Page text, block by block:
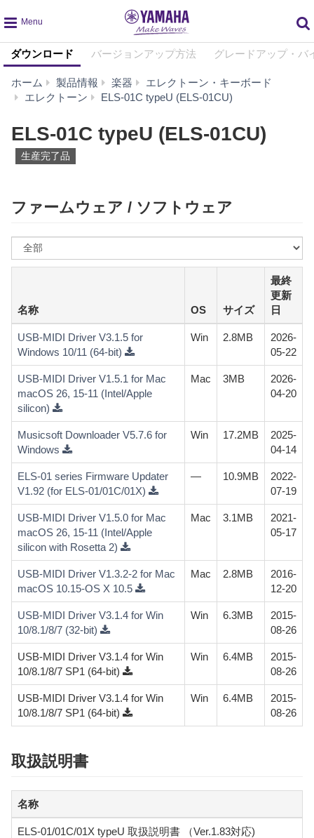
global
navigation
ダウンロード バージョンアップ方法 グレードアップ・バ
ホーム 製品情報 楽器
エレクトーン・キーボード
エレクトーン
ELS-01C typeU (ELS-01CU)
ン
ロ
ELS-01C typeU (ELS-01CU)
生産完了品
ファームウェア / ソフトウェア
を
名称
OS サイズ
最終
更新
日
USB-MIDI Driver V3.1.5 for
Windows 10/11 (64-bit)
Win 2.8MB
2026-
05-22
USB-MIDI Driver V1.5.1 for Mac
macOS 26, 15-11 (Intel/Apple
silicon)
Mac 3MB
2026-
04-20
Musicsoft Downloader V5.7.6 for
Windows
Win 17.2MB
2025-
04-14
ELS-01 series Firmware Updater
V1.92 (for ELS-01/01C/01X)
— 10.9MB
2022-
07-19
USB-MIDI Driver V1.5.0 for Mac
macOS 26, 15-11 (Intel/Apple
silicon with Rosetta 2)
Mac 3.1MB
2021-
05-17
USB-MIDI Driver V1.3.2-2 for Mac
macOS 10.15-OS X 10.5
Mac 2.8MB
2016-
12-20
USB-MIDI Driver V3.1.4 for Win
10/8.1/8/7 (32-bit)
Win 6.3MB
2015-
08-26
USB-MIDI Driver V3.1.4 for Win
10/8.1/8/7 SP1 (64-bit)
Win 6.4MB
2015-
08-26
USB-MIDI Driver V3.1.4 for Win
10/8.1/8/7 SP1 (64-bit)
Win 6.4MB
2015-
08-26
取扱説明書
名称
ELS-01/01C/01X typeU 取扱説明書 （Ver.1.83対応)